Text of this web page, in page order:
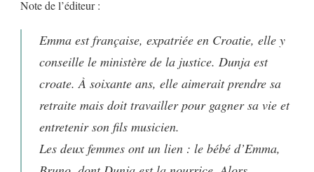
Note de l’éditeur :
Emma est française, expatriée en Croatie, elle y
conseille le ministère de la justice. Dunja est
croate. À soixante ans, elle aimerait prendre sa
retraite mais doit travailler pour gagner sa vie et
entretenir son fils musicien.
Les deux femmes ont un lien : le bébé d’Emma,